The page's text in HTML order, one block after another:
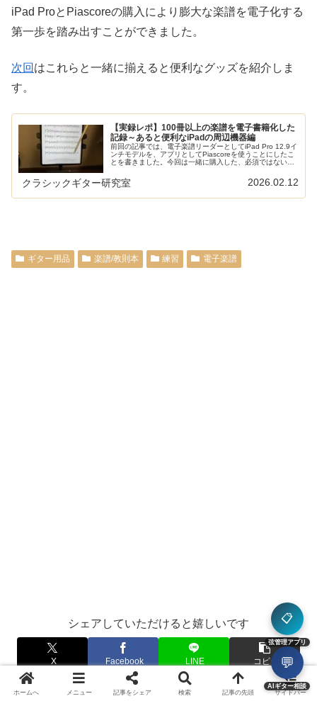
iPad ProとPiascoreの購入により膨大な楽譜を電子化する
第一歩を踏み出すことができました。
次回 はこれらと一緒に揃えると便利なグッズを紹介しま
す。
【実録レポ】100冊以上の楽譜を電子書籍化した
記録～あると便利なiPadの周辺機器編
前回の記事では、電子楽譜リーダーとしてiPad Pro 12.9イ
ンチモデルを、アプリとしてPiascoreを使うことにしたこ
とを書きました。今回は一緒に購入した、必須ではないけ
に関する記...
クラシックギター研究室 2026.02.12
ギター用品 楽譜/教則本 練習 電子楽譜
シェアしていただけると嬉しいです
X Facebook LINE コピー
ホームへ メニュー 記事をシェア 検索 記事の先頭 サイドバー
📋
弦管理アプリ
💬
AIギター相談